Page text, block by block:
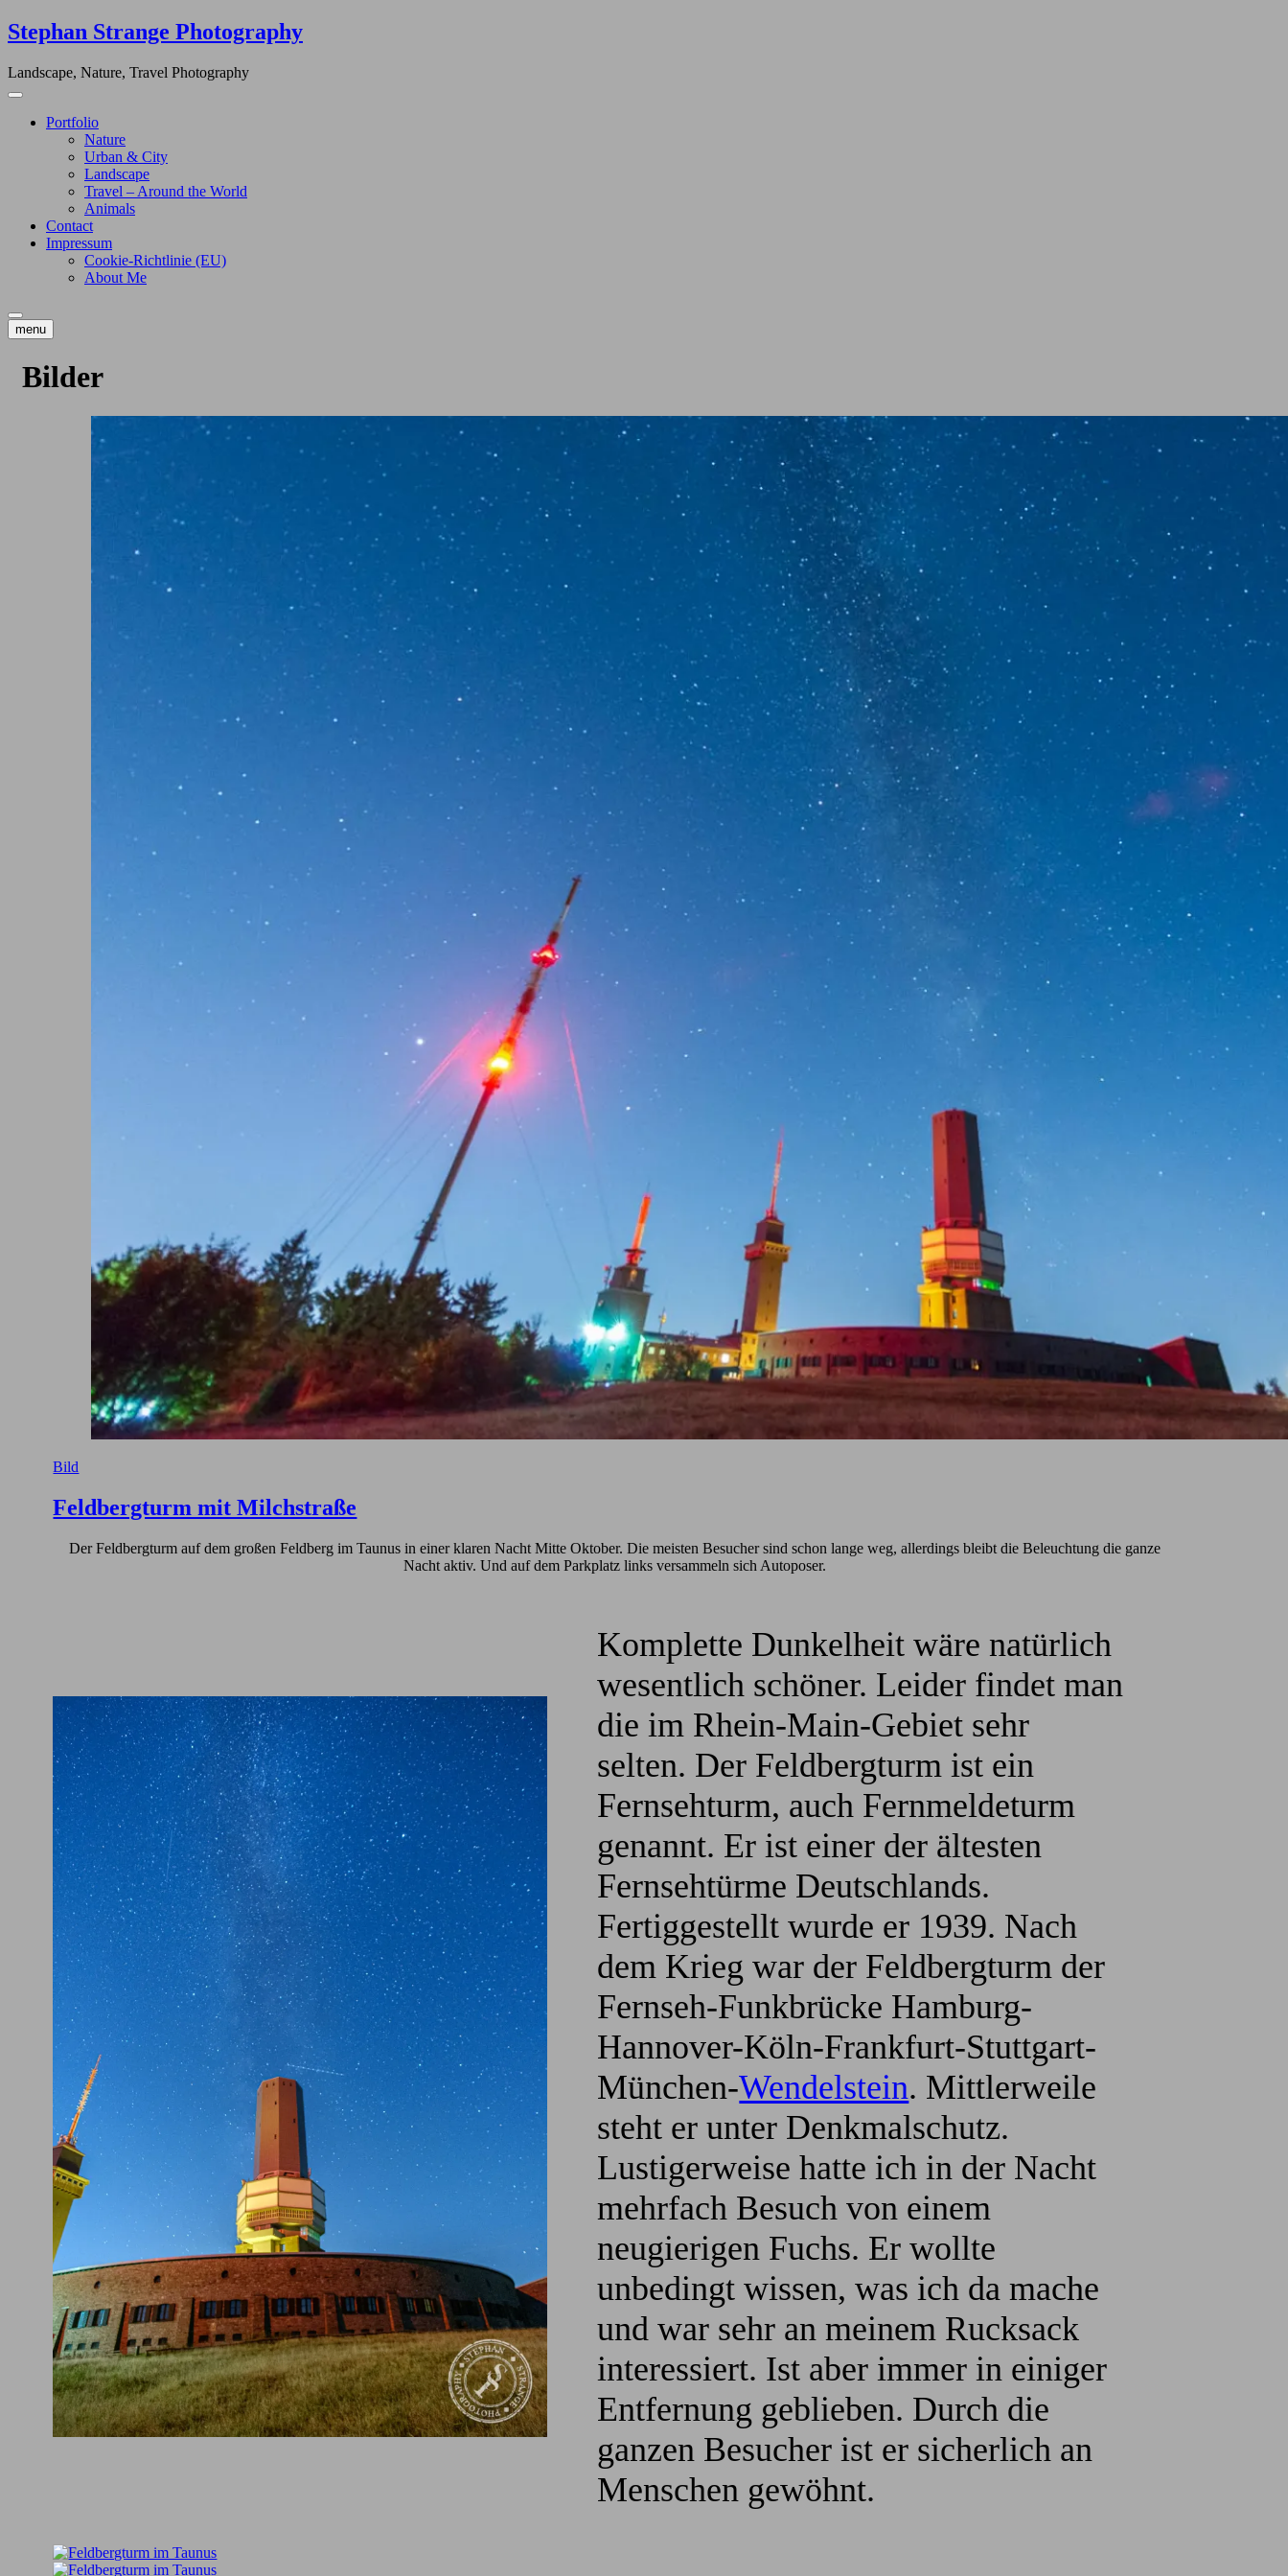
Skip
to
Stephan Strange Photography
Landscape, Nature, Travel Photography
Portfolio
Nature
Urban & City
Landscape
Travel – Around the World
Animals
Contact
Impressum
Cookie-Richtlinie (EU)
About Me
menu
Bilder
Bild
Feldbergturm mit Milchstraße
Der Feldbergturm auf dem großen Feldberg im Taunus in einer klaren Nacht Mitte Oktober. Die meisten Besucher sind schon lange weg, allerdings bleibt die Beleuchtung die ganze
Nacht aktiv. Und auf dem Parkplatz links versammeln sich Autoposer.
Komplette Dunkelheit wäre natürlich
wesentlich schöner. Leider findet man
die im Rhein-Main-Gebiet sehr
selten. Der Feldbergturm ist ein
Fernsehturm, auch Fernmeldeturm
genannt. Er ist einer der ältesten
Fernsehtürme Deutschlands.
Fertiggestellt wurde er 1939. Nach
dem Krieg war der Feldbergturm der
Fernseh-Funkbrücke Hamburg-
Hannover-Köln-Frankfurt-Stuttgart-
München-Wendelstein. Mittlerweile
steht er unter Denkmalschutz.
Lustigerweise hatte ich in der Nacht
mehrfach Besuch von einem
neugierigen Fuchs. Er wollte
unbedingt wissen, was ich da mache
und war sehr an meinem Rucksack
interessiert. Ist aber immer in einiger
Entfernung geblieben. Durch die
ganzen Besucher ist er sicherlich an
Menschen gewöhnt.